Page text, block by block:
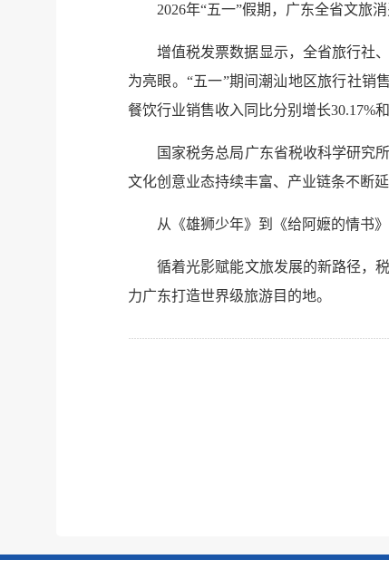
2026年“五一”假期，广东全省文旅
增值税发票数据显示，全省旅行社
为亮眼。“五一”期间潮汕地区旅行社销
餐饮行业销售收入同比分别增长30.17%
国家税务总局广东省税收科学研究
文化创意业态持续丰富、产业链条不断
从《雄狮少年》到《给阿嬷的情书
循着光影赋能文旅发展的新路径，
力广东打造世界级旅游目的地。